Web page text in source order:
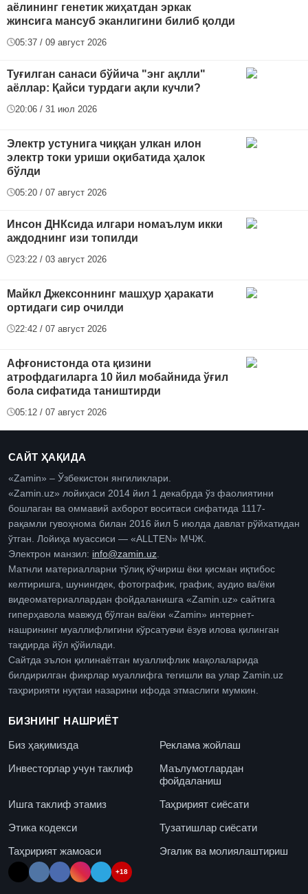
аёлининг генетик жиҳатдан эркак
жинсига мансуб эканлигини билиб қолди
05:37 / 09 август 2026
Туғилган санаси бўйича "энг ақлли"
аёллар: Қайси турдаги ақли кучли?
20:06 / 31 июл 2026
Электр устунига чиққан улкан илон
электр токи уриши оқибатида ҳалок
бўлди
05:20 / 07 август 2026
Инсон ДНКсида илгари номаълум икки
аждоднинг изи топилди
23:22 / 03 август 2026
Майкл Джексоннинг машҳур ҳаракати
ортидаги сир очилди
22:42 / 07 август 2026
Афғонистонда ота қизини
атрофдагиларга 10 йил мобайнида ўғил
бола сифатида таништирди
05:12 / 07 август 2026
САЙТ ҲАҚИДА
«Zamin» – Ўзбекистон янгиликлари.
«Zamin.uz» лойиҳаси 2014 йил 1 декабрда ўз фаолиятини
бошлаган ва оммавий ахборот воситаси сифатида 1117-
рақамли гувоҳнома билан 2016 йил 5 июлда давлат рўйхатидан
ўтган. Лойиҳа муассиси — «ALLTEN» МЧЖ.
Электрон манзил: info@zamin.uz
Матнли материалларни тўлиқ кўчириш ёки қисман иқтибос
келтиришга, шунингдек, фотографик, график, аудио ва/ёки
видеоматериаллардан фойдаланишга «Zamin.uz» сайтига
гиперҳавола мавжуд бўлган ва/ёки «Zamin» интернет-
нашрининг муаллифлигини кўрсатувчи ёзув илова қилинган
тақдирда йўл қўйилади.
Сайтда эълон қилинаётган муаллифлик мақолаларида
билдирилган фикрлар муаллифга тегишли ва улар Zamin.uz
таҳририяти нуқтаи назарини ифода этмаслиги мумкин.
БИЗНИНГ НАШРИЁТ
Биз ҳақимизда
Реклама жойлаш
Инвесторлар учун таклиф
Маълумотлардан
фойдаланиш
Ишга таклиф этамиз
Таҳририят сиёсати
Этика кодекси
Тузатишлар сиёсати
Таҳририят жамоаси
Эгалик ва молиялаштириш
+18